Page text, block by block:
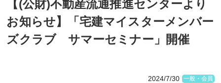
【(公財)不動産流通推進センターより
お知らせ】「宅建マイスターメンバー
ズクラブ サマーセミナー」開催
2024/7/30 一般・会員